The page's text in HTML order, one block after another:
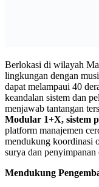
Berlokasi di wilayah
lingkungan dengan
dapat melampaui 40
keandalan sistem dan
menjawab tantangan
Modular 1+X, sistem
platform manajemen
mendukung koordinasi
surya dan penyimpanan
Mendukung